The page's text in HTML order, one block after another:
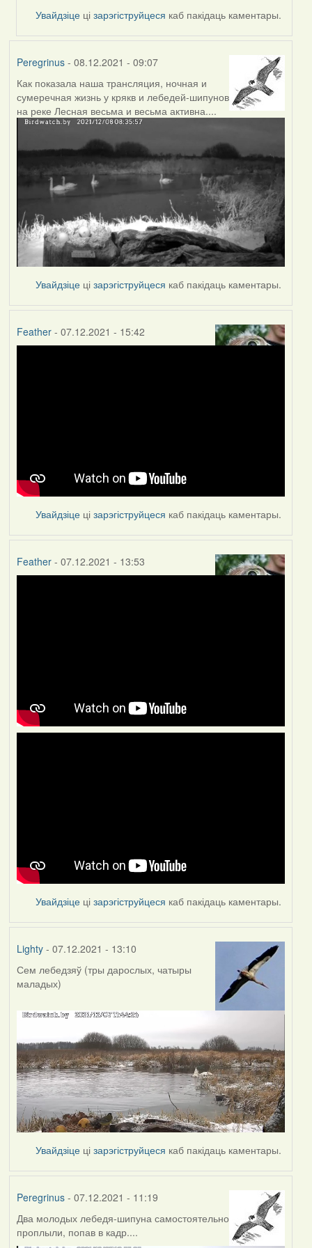
Увайдзіце цізарэгіструйцеся каб пакідаць каментары.
Peregrinus- 08.12.2021 - 09:07
Как показала наша трансляция, ночная и
сумеречная жизнь у крякв и лебедей-шипунов
на реке Лесная весьма и весьма активна....
Увайдзіце цізарэгіструйцеся каб пакідаць каментары.
Feather- 07.12.2021 - 15:42
Увайдзіце цізарэгіструйцеся каб пакідаць каментары.
Feather- 07.12.2021 - 13:53
Увайдзіце цізарэгіструйцеся каб пакідаць каментары.
Lighty- 07.12.2021 - 13:10
Сем лебедзяў (тры дарослых, чатыры
маладых)
Увайдзіце цізарэгіструйцеся каб пакідаць каментары.
Peregrinus- 07.12.2021 - 11:19
Два молодых лебедя-шипуна самостоятельно
проплыли, попав в кадр....